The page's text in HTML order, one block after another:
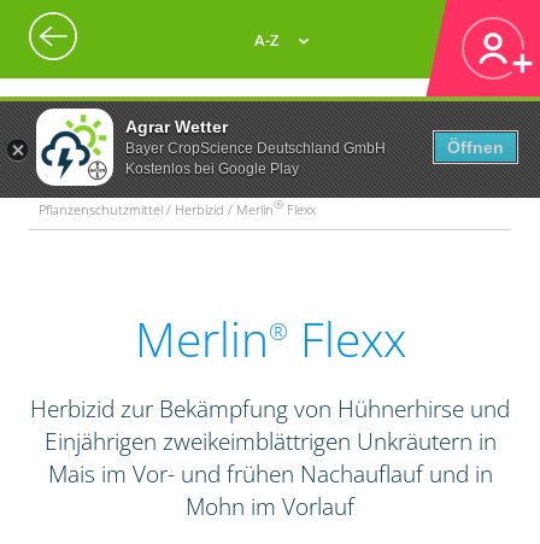
Agrar Wetter
Bayer CropScience Deutschland GmbH
Kostenlos bei Google Play
Öffnen
A-Z
Pflanzenschutzmittel / Herbizid / Merlin® Flexx
Merlin® Flexx
Herbizid zur Bekämpfung von Hühnerhirse und
Einjährigen zweikeimblättrigen Unkräutern in
Mais im Vor- und frühen Nachauflauf und in
Mohn im Vorlauf